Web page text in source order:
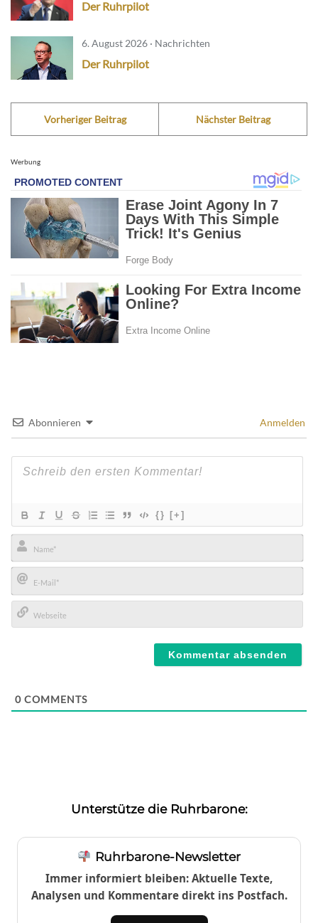
Der Ruhrpilot
6. August 2026 · Nachrichten
Der Ruhrpilot
Vorheriger Beitrag Nächster Beitrag
Werbung
Abonnieren Anmelden
{} [+]
Name*
E-
Mail*
0 COMMENTS
Unterstütze die Ruhrbarone:
Ruhrbarone-Newsletter
Immer informiert bleiben: Aktuelle Texte,
Analysen und Kommentare direkt ins Postfach.